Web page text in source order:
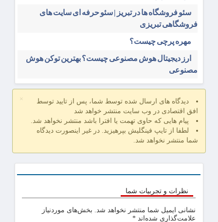
سئو فروشگاه‌ ها در تبریز | سئو حرفه ای سایت های
فروشگاهی تبریزی
مهره پرچی چیست؟
ارز دیجیتال هوش مصنوعی چیست؟ بهترین توکن هوش
مصنوعی
×
دیدگاه های ارسال شده توسط شما، پس از تایید توسط
افق اقتصادی در وب سایت منتشر خواهد شد
پیام هایی که حاوی تهمت یا افترا باشد منتشر نخواهد شد.
لطفا از تایپ فینگلیش بپرهیزید. در غیر اینصورت دیدگاه
شما منتشر نخواهد شد.
نظرات و تجربیات شما
نشانی ایمیل شما منتشر نخواهد شد.
بخش‌های موردنیاز
علامت‌گذاری شده‌اند *